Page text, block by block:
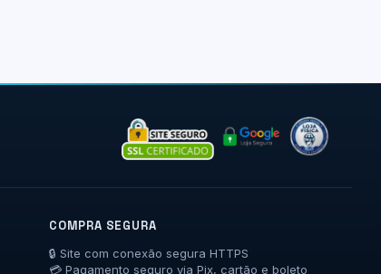
COMPRA SEGURA
🔒 Site com conexão segura HTTPS
💳 Pagamento seguro via Pix, cartão e boleto